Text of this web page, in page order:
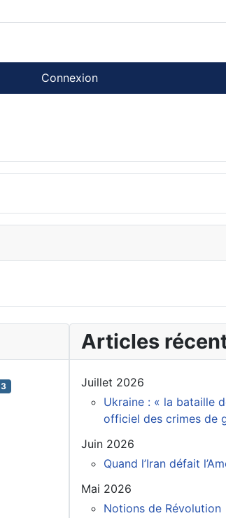
Connexion
3
Articles
Juillet 2026
Ukraine : « la bataille
officiel des crimes de
Juin 2026
Quand l’Iran défait
Mai 2026
Notions de Révolution